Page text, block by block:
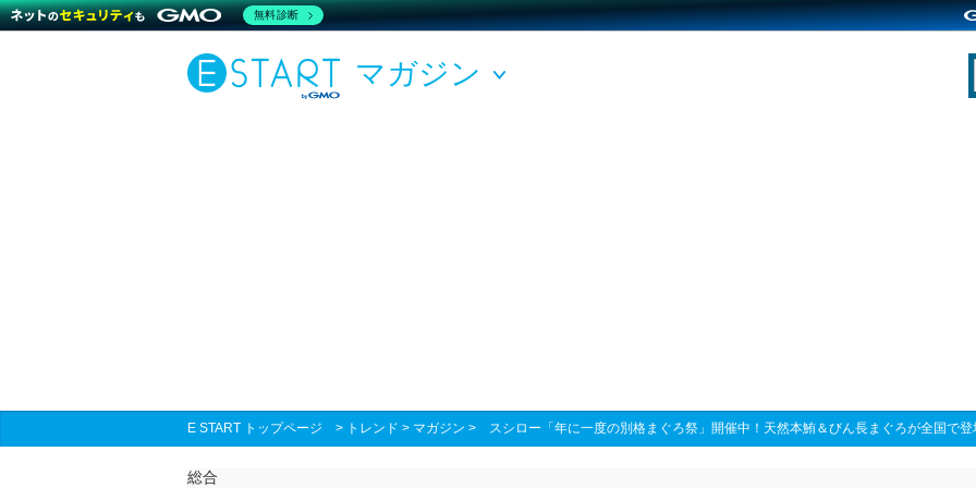
マガジン
E START トップページ > トレンド > マガジン > スシロー「年に一度の別格まぐろ祭」開催中！天然本鮪＆びん長まぐろが全国で登
総合
無料診断